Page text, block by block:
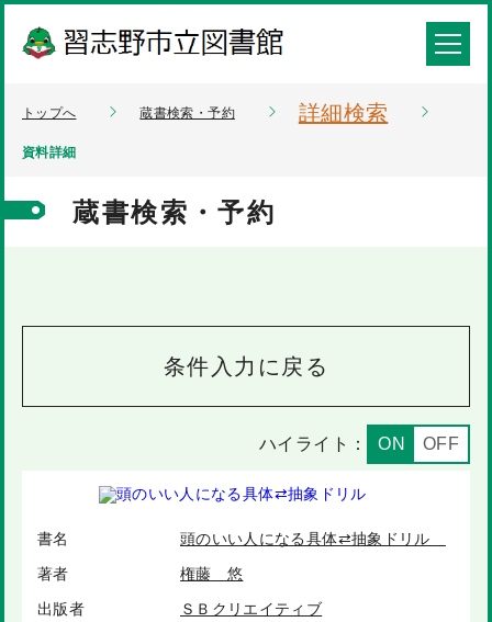
トップへ 蔵書検索・予約 詳細検索
資料詳細
蔵書検索・予約
条件入力に戻る
ハイライト： ON OFF
書名
頭のいい人になる具体⇄抽象ドリル
著者
権藤 悠
出版者
ＳＢクリエイティブ